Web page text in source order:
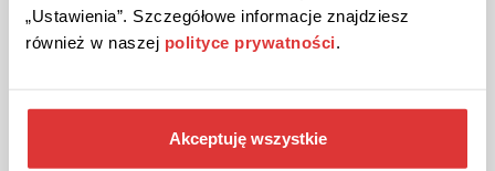
„Ustawienia”. Szczegółowe informacje znajdziesz
również w naszej polityce prywatności
Akceptuję wszystkie
Größter Rabatt: